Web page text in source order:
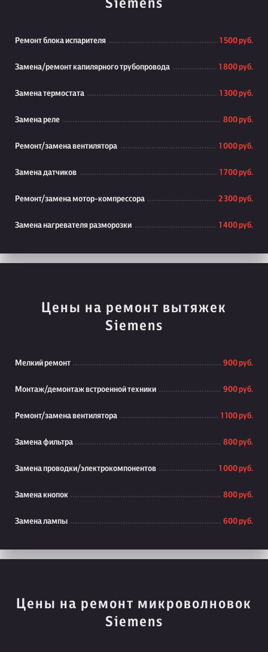
Siemens
Ремонт блока испарителя 1 500 руб.
Замена/ремонт капилярного трубопровода 1 800 руб.
Замена термостата 1 300 руб.
Замена реле 800 руб.
Ремонт/замена вентилятора 1 000 руб.
Замена датчиков 1 700 руб.
Ремонт/замена мотор-компрессора 2 300 руб.
Замена нагревателя разморозки 1 400 руб.
Цены на ремонт вытяжек
Siemens
Мелкий ремонт 900 руб.
Монтаж/демонтаж встроенной техники 900 руб.
Ремонт/замена вентилятора 1 100 руб.
Замена фильтра 800 руб.
Замена проводки/электрокомпонентов 1 000 руб.
Замена кнопок 800 руб.
Замена лампы 600 руб.
Цены на ремонт микроволновок
Siemens